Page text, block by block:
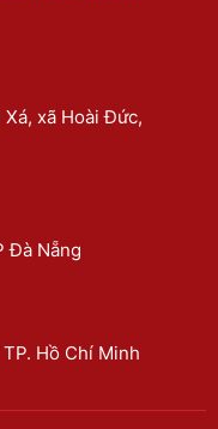
xã Hoài Đức,
Đà Nẵng
Hồ Chí Minh